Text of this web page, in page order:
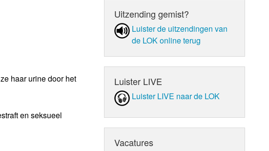
haar urine door het
en seksueel
Uitzending gemist?
Luister de uit­zen­din­gen van
de LOK online terug
Luister LIVE
Luister LIVE naar de LOK
Vacatures